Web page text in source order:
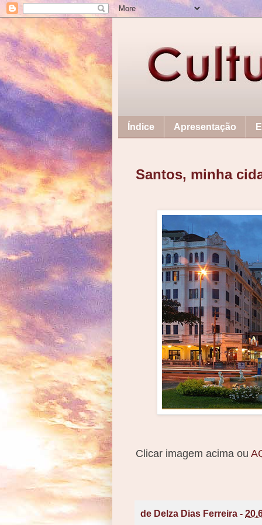
Índice Apresentação
Santos, minha
Clicar imagem acima ou
de Delza Dias Ferreira -